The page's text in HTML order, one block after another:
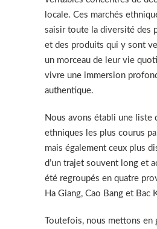
locale. Ces marchés
saisir toute la diversité des
et des produits qui y sont
un morceau de leur vie
vivre une immersion
authentique.
Nous avons établi une liste
ethniques les plus courus
mais également ceux plus
d’un trajet souvent long et
été regroupés en quatre
Ha Giang, Cao Bang et Bac
Toutefois, nous mettons en